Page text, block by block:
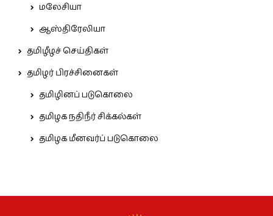
மலேசியா
ஆஸ்திரேலியா
தமிழீழச் செய்திகள்
தமிழர் பிரச்சினைகள்
தமிழினப் படுகொலை
தமிழக நதிநீர் சிக்கல்கள்
தமிழக மீனவர்ப் படுகொலை